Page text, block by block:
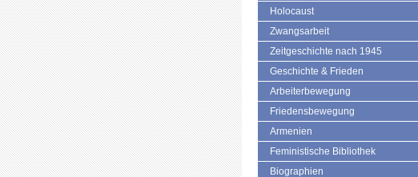
Holocaust
Zwangsarbeit
Zeitgeschichte nach 1945
Geschichte & Frieden
Arbeiterbewegung
Friedensbewegung
Armenien
Feministische Bibliothek
Biographien